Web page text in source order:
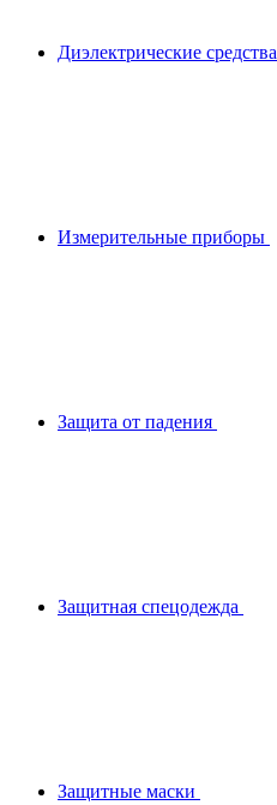
Диэлектрические средства
Измерительные приборы
Защита от падения
Защитная спецодежда
Защитные маски